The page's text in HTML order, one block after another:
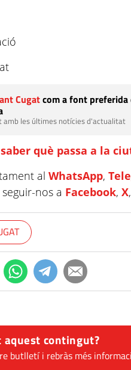
Cugatcom a font preferida
amb les últimes notícies d'actualitat
què passa a la
alWhatsApp,
nos a Facebook,X,
contingut?
butlletí i rebràs més